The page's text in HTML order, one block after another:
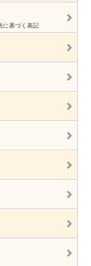
に基づく表記